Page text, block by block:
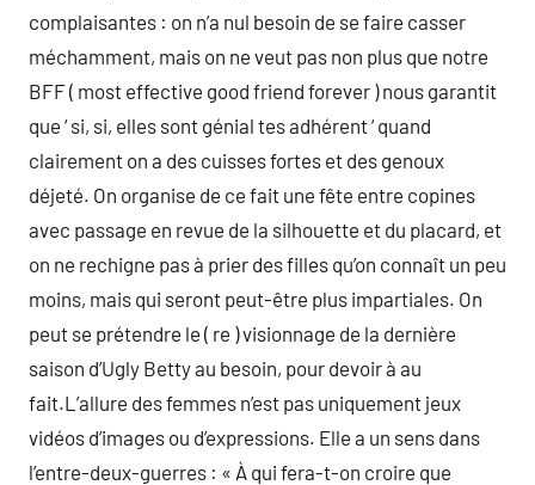
complaisantes : on n’a nul besoin de se faire casser
méchamment, mais on ne veut pas non plus que notre
BFF ( most effective good friend forever ) nous garantit
que ‘ si, si, elles sont génial tes adhérent ‘ quand
clairement on a des cuisses fortes et des genoux
déjeté. On organise de ce fait une fête entre copines
avec passage en revue de la silhouette et du placard, et
on ne rechigne pas à prier des filles qu’on connaît un peu
moins, mais qui seront peut-être plus impartiales. On
peut se prétendre le ( re ) visionnage de la dernière
saison d’Ugly Betty au besoin, pour devoir à au
fait.L’allure des femmes n’est pas uniquement jeux
vidéos d’images ou d’expressions. Elle a un sens dans
l’entre-deux-guerres : « À qui fera-t-on croire que